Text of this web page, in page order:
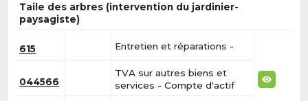
Taile des arbres (intervention du jardinier-
paysagiste)
615 Entretien et réparations -
044566
TVA sur autres biens et
services - Compte d'actif